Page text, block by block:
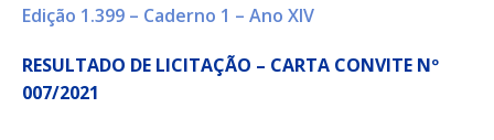
Edição 1.399 – Caderno 1 – Ano XIV
RESULTADO DE LICITAÇÃO – CARTA CONVITE Nº
007/2021